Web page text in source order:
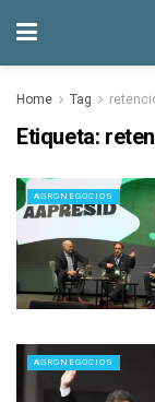
Home Tag
Etiqueta:
AGRONEGOCIOS
AGRONEGOCIOS